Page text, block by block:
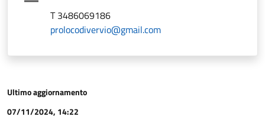
T 3486069186
prolocodivervio@gmail.com
Ultimo aggiornamento
07/11/2024, 14:22